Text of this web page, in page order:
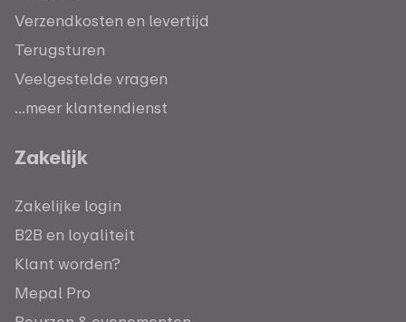
Verzendkosten en levertijd
Terugsturen
Veelgestelde vragen
...meer klantendienst
Zakelijk
Zakelijke login
B2B en loyaliteit
Klant worden?
Mepal Pro